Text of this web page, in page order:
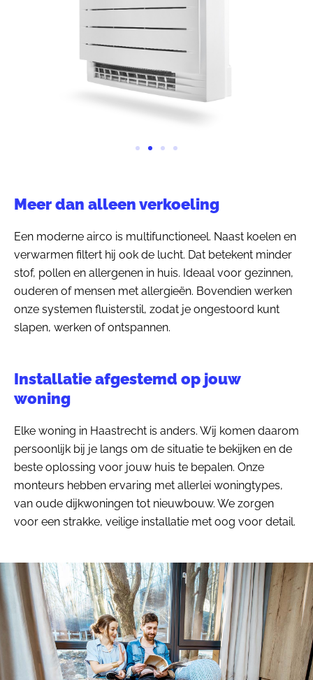
Meer dan alleen verkoeling
Een moderne airco is multifunctioneel. Naast koelen en
verwarmen filtert hij ook de lucht. Dat betekent minder
stof, pollen en allergenen in huis. Ideaal voor gezinnen,
ouderen of mensen met allergieën. Bovendien werken
onze systemen fluisterstil, zodat je ongestoord kunt
slapen, werken of ontspannen.
Installatie afgestemd op jouw
woning
Elke woning in Haastrecht is anders. Wij komen daarom
persoonlijk bij je langs om de situatie te bekijken en de
beste oplossing voor jouw huis te bepalen. Onze
monteurs hebben ervaring met allerlei woningtypes,
van oude dijkwoningen tot nieuwbouw. We zorgen
voor een strakke, veilige installatie met oog voor detail.